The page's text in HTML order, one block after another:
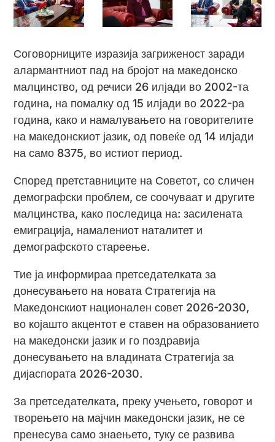
Соговорниците изразија загриженост заради
алармантниот пад на бројот на македонско
малцинство, од речиси 26 илјади во 2002-та
година, на помалку од 15 илјади во 2022-ра
година, како и намалувањето на говорителите
на македонскиот јазик, од повеќе од 14 илјади
на само 8375, во истиот период.
Според претставниците на Советот, со сличен
демографски проблем, се соочуваат и другите
малцинства, како последица на: засилената
емиграција, намалениот наталитет и
демографското стареење.
Тие ја информираа претседателката за
донесувањето на новата Стратегија на
Македонскиот национален совет 2026-2030,
во којашто акцентот е ставен на образованието
на македонски јазик и го поздравија
донесувањето на владината Стратегија за
дијаспората 2026-2030.
За претседателката, преку учењето, говорот и
творењето на мајчин македонски јазик, не се
пренесува само знаењето, туку се развива